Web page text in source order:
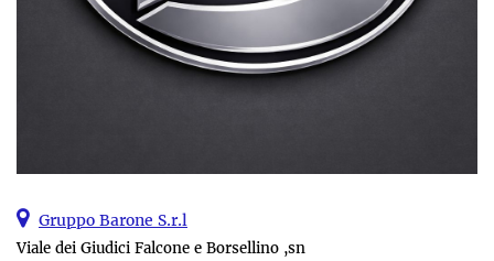
Gruppo Barone S.r.l
Viale dei Giudici Falcone e Borsellino ,sn